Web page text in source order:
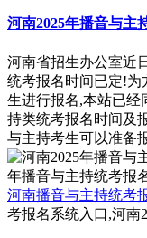
河南2025年播音与主
河南省招生办公室近
统考报名时间已定!为
生进行报名,本站已经
持类统考报名时间及
与主持考生可以准备
河南播音与主持统考
考报名系统入口,河南